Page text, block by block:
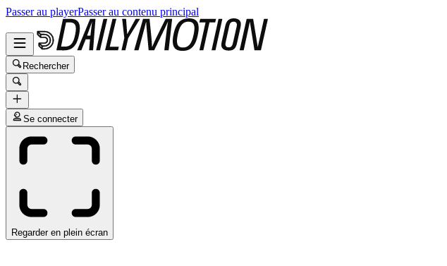
Passer au playerPasser au contenu principal
Rechercher
Se connecter
Regarder en plein écran